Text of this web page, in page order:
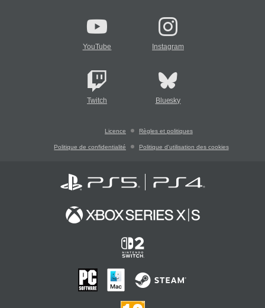
YouTube Instagram
Twitch Bluesky
Licence Règles et politiques
Politique de confidentialité Politique d'utilisation des cookies